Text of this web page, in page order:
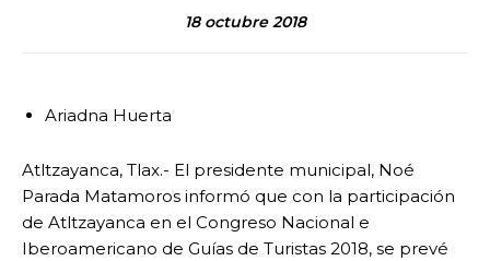
18 octubre 2018
Ariadna Huerta
Atltzayanca, Tlax.- El presidente municipal, Noé
Parada Matamoros informó que con la participación
de Atltzayanca en el Congreso Nacional e
Iberoamericano de Guías de Turistas 2018, se prevé